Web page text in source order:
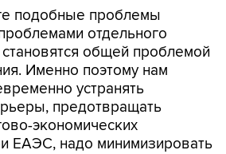
подобные проблемы
отдельного
становятся общей проблемой
Именно поэтому нам
устранять
предотвращать
экономических
ЕАЭС, надо минимизировать